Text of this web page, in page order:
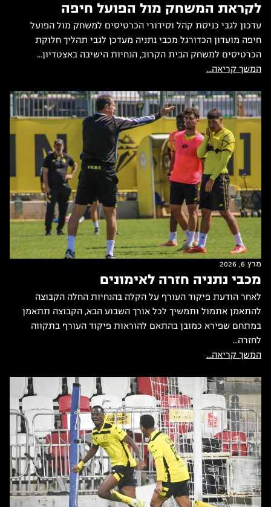
לקראת המשחק מול הפועל חיפה
עדכון לגבי כניסת קהל וסידורי הכרטיסים למשחק מול הפועל
חיפה מועדון הכדורגל מכבי נתניה מעדכן לגבי תהליך חלוקת
הכרטיסים למשחק הבית הקרוב, הנחיות הישיבה באצטדיון...
המשך קריאה...
מרץ 6, 2026
מכבי נתניה חזרה לאימונים
לאחר הודעת פיקוד העורף על הקלה בהנחיות החלה הקבוצה
להתאמן אתמול ותמשיך לכל אורך השבוע הבא, הקבוצה תתאמן
במתחם שפירא כמובן בהתאם להוראות פיקוד העורף בתקווה
לחזרה...
המשך קריאה...